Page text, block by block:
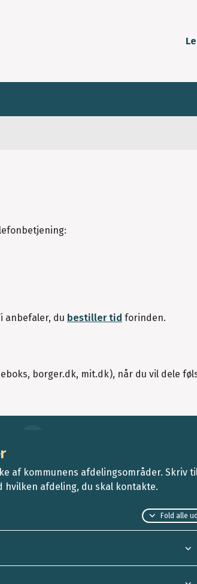
anbefaler, du bestiller tid forinden.
borger.dk, mit.dk), når du vil dele
af kommunens afdelingsområder. Skriv
hvilken afdeling, du skal kontakte.
Fold alle